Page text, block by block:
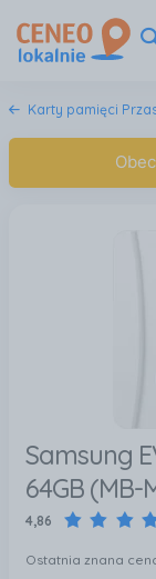
Karty pamięci
Samsung
64GB (MB-
4,86
Ostatnia znana